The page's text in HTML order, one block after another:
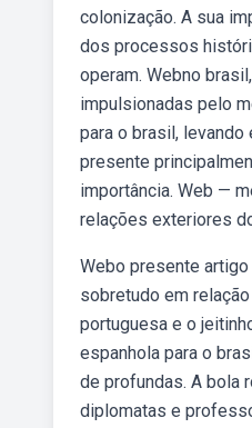
colonização. A sua
dos processos
operam. Webno
impulsionadas pelo
para o brasil,
presente
importância. Web —
relações exteriores
Webo presente
sobretudo em
portuguesa e o
espanhola para o
de profundas. A bola
diplomatas e